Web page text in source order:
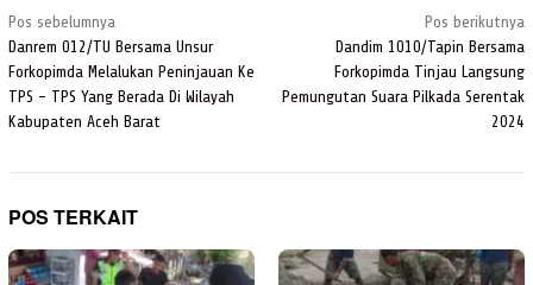
Navigasi
pos
Pos sebelumnya
Danrem 012/TU Bersama Unsur
Forkopimda Melalukan Peninjauan Ke
TPS – TPS Yang Berada Di Wilayah
Kabupaten Aceh Barat
Pos berikutnya
Dandim 1010/Tapin Bersama
Forkopimda Tinjau Langsung
Pemungutan Suara Pilkada Serentak
2024
POS TERKAIT